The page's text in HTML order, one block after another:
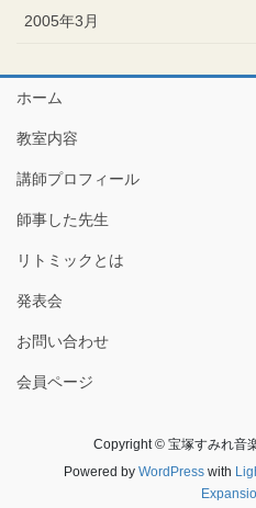
2005年3月
ホーム
教室内容
講師プロフィール
師事した先生
リトミックとは
発表会
お問い合わせ
会員ページ
Copyright © 宝塚すみれ音
Powered by WordPresswith